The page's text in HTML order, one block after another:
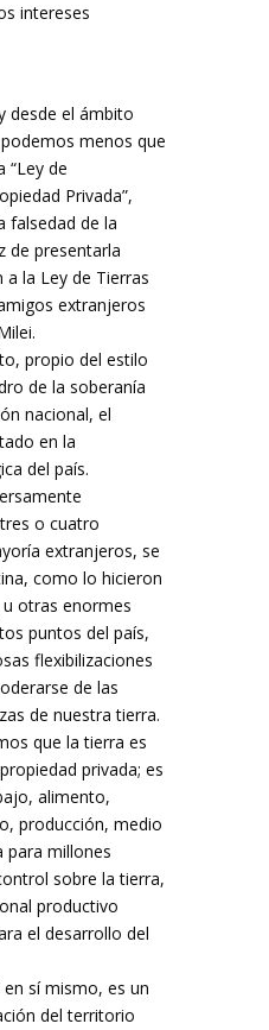
intereses
desde el ámbito
menos que
“Ley de
Privada”,
falsedad de la
de presentarla
la Ley de Tierras
extranjeros
propio del estilo
de la soberanía
nacional, el
en la
del país.
o cuatro
extranjeros, se
como lo hicieron
otras enormes
puntos del país,
flexibilizaciones
de las
de nuestra tierra.
que la tierra es
privada; es
alimento,
producción, medio
para millones
sobre la tierra,
productivo
el desarrollo del
en sí mismo, es un
del territorio